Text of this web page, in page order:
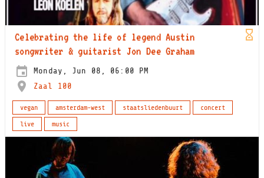
Celebrating the life of legend Austin
songwriter & guitarist Jon Dee Graham
Monday, Jun 08, 06:00 PM
Zaal 100
vegan amsterdam-west staatsliedenbuurt
concert
live
music